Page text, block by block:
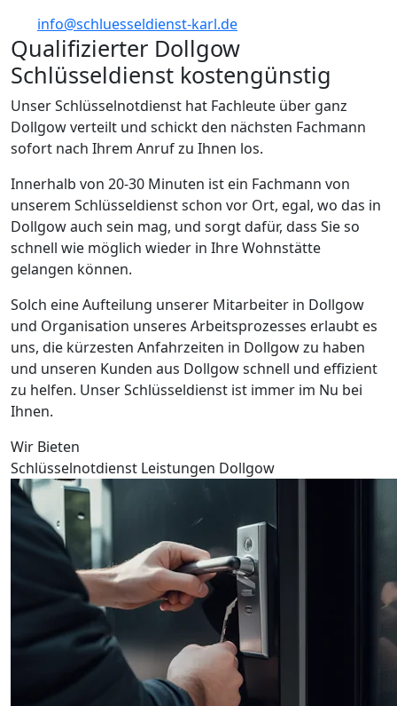
info@schluesseldienst-karl.de
Qualifizierter Dollgow
Schlüsseldienst kostengünstig
Unser Schlüsselnotdienst hat Fachleute über ganz
Dollgow verteilt und schickt den nächsten Fachmann
sofort nach Ihrem Anruf zu Ihnen los.
Innerhalb von 20-30 Minuten ist ein Fachmann von
unserem Schlüsseldienst schon vor Ort, egal, wo das in
Dollgow auch sein mag, und sorgt dafür, dass Sie so
schnell wie möglich wieder in Ihre Wohnstätte
gelangen können.
Solch eine Aufteilung unserer Mitarbeiter in Dollgow
und Organisation unseres Arbeitsprozesses erlaubt es
uns, die kürzesten Anfahrzeiten in Dollgow zu haben
und unseren Kunden aus Dollgow schnell und effizient
zu helfen. Unser Schlüsseldienst ist immer im Nu bei
Ihnen.
Wir Bieten
Schlüsselnotdienst Leistungen Dollgow